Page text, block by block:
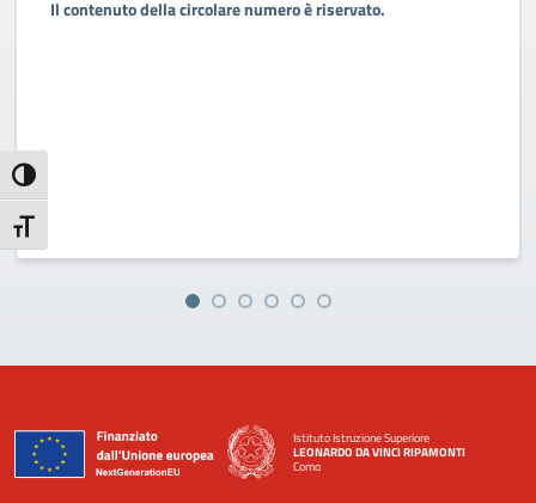
Attiva/disattiva alto contrasto
Attiva/disattiva dimensione testo
Il contenuto della circolare numero è riservato.
Istituto Istruzione Superiore
LEONARDO DA VINCI RIPAMONTI
Como